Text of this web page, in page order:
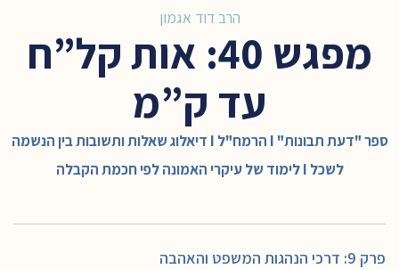
הרב דוד אגמון
מפגש 40: אות קל”ח
עד ק”מ
ספר "דעת תבונות" I הרמח"ל I דיאלוג שאלות ותשובות בין הנשמה
לשכל I לימוד של עיקרי האמונה לפי חכמת הקבלה
פרק 9: דרכי הנהגות המשפט והאהבה